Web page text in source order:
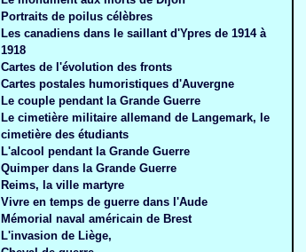
Portraits de poilus célèbres
Les canadiens dans le saillant d'Ypres de 1914 à
1918
Cartes de l'évolution des fronts
Cartes postales humoristiques d'Auvergne
Le couple pendant la Grande Guerre
Le cimetière militaire allemand de Langemark, le
cimetière des étudiants
L'alcool pendant la Grande Guerre
Quimper dans la Grande Guerre
Reims, la ville martyre
Vivre en temps de guerre dans l'Aude
Mémorial naval américain de Brest
L'invasion de Liège,